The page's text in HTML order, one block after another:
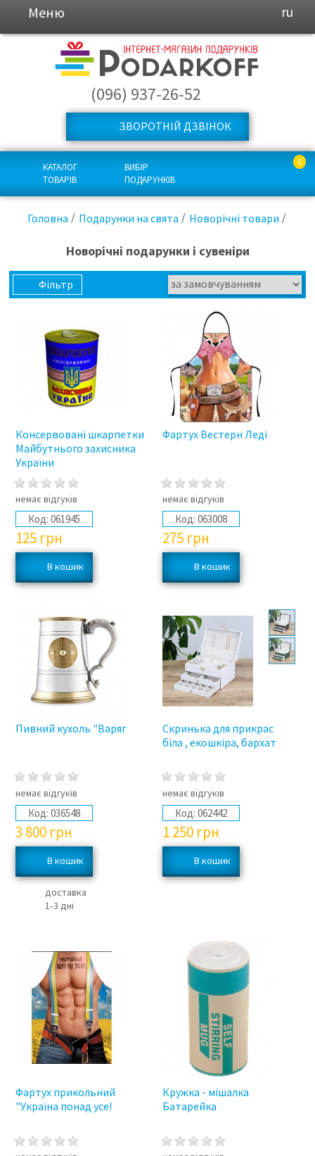
Меню ru
(096) 937-26-52
ЗВОРОТНІЙ ДЗВІНОК
КАТАЛОГ
ТОВАРІВ
ВИБІР
ПОДАРУНКІВ
0
Головна Подарунки на свята Новорічні товари
Новорічні подарунки і сувеніри
Фільтр
Консервовані шкарпетки
Майбутнього захисника
України
немає відгуків
Код: 061945
125 грн
Фартух Вестерн Леді
немає відгуків
Код: 063008
275 грн
Пивний кухоль "Варяг
немає відгуків
Код: 036548
3 800 грн
доставка
1‑3 дні
Скринька для прикрас
біла , екошкіра, бархат
немає відгуків
Код: 062442
1 250 грн
Фартух прикольний
"Україна понад усе!
Кружка - мішалка
Батарейка